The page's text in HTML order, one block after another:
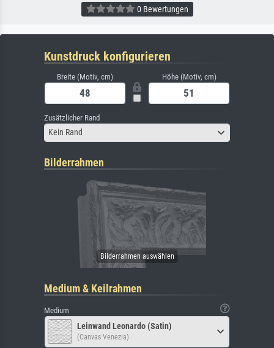
0 Bewertungen
Kunstdruck konfigurieren
Breite (Motiv, cm) Höhe (Motiv, cm)
Zusätzlicher Rand
Kein Rand
Bilderrahmen
Medium & Keilrahmen
Medium
Leinwand Leonardo (Satin)
(Canvas Venezia)